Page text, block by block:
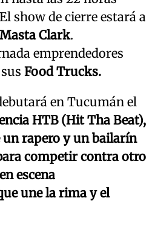
show de cierre estará a
Masta Clark.
emprendedores
Food Trucks.
en Tucumán el
HTB (Hit Tha Beat),
un rapero y un bailarín
competir contra otro
escena
une la rima y el